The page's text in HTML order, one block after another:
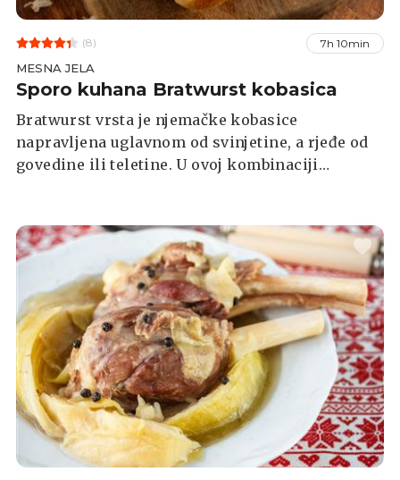
(8) 7h 10min
MESNA JELA
Sporo kuhana Bratwurst kobasica
Bratwurst vrsta je njemačke kobasice
napravljena uglavnom od svinjetine, a rjeđe od
govedine ili teletine. U ovoj kombinaciji
majoneze te otopljeni sir.